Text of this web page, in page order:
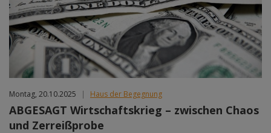
Montag, 20.10.2025 | Haus der Begegnung
ABGESAGT Wirtschaftskrieg – zwischen Chaos
und Zerreißprobe